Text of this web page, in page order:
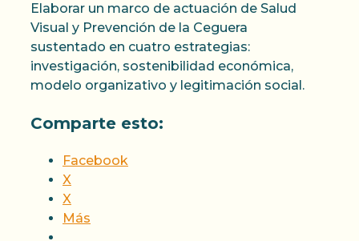
Elaborar un marco de actuación de Salud
Visual y Prevención de la Ceguera
sustentado en cuatro estrategias:
investigación, sostenibilidad económica,
modelo organizativo y legitimación social.
Comparte esto:
Facebook
X
X
Más